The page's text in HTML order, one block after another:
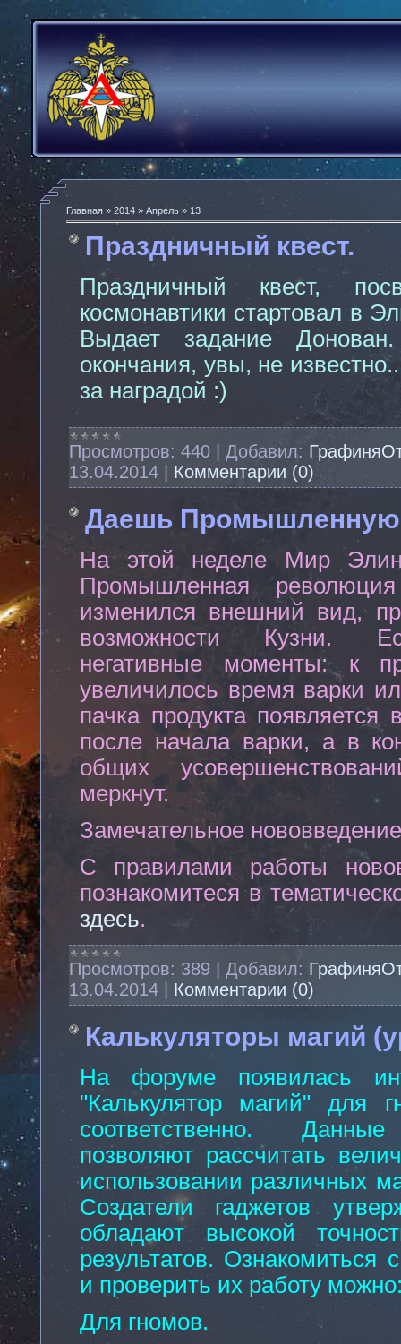
Главная » 2014 » Апрель » 13
Праздничный квест.
Праздничный квест,
космонавтики стартовал в
Выдает задание
окончания, увы, не
за наградой :)
Просмотров: 440 | Добавил:
13.04.2014 | Комментарии (0)
Даешь
На этой неделе Мир
Промышленная
изменился внешний вид,
возможности Кузни.
негативные моменты: к
увеличилось время варки
пачка продукта появляется
после начала варки, а в
общих
меркнут.
Замечательное
С правилами работы
познакомитеся в
здесь.
Просмотров: 389 | Добавил:
13.04.2014 | Комментарии (0)
Калькуляторы магий
На форуме появилась
"Калькулятор магий" для
соответственно.
позволяют рассчитать
использовании различных
Создатели гаджетов
обладают высокой
результатов. Ознакомиться
и проверить их работу
Для гномов.